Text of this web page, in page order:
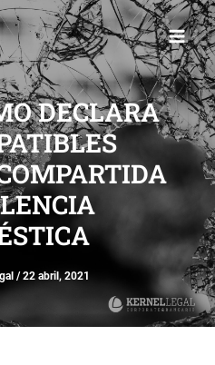
Main
DECLARA
/22 abril, 2021